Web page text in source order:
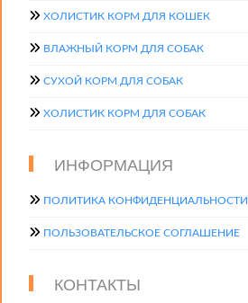
ХОЛИСТИК КОРМ ДЛЯ КОШЕК
ВЛАЖНЫЙ КОРМ ДЛЯ СОБАК
СУХОЙ КОРМ ДЛЯ СОБАК
ХОЛИСТИК КОРМ ДЛЯ СОБАК
ИНФОРМАЦИЯ
ПОЛИТИКА КОНФИДЕНЦИАЛЬНОСТИ
ПОЛЬЗОВАТЕЛЬСКОЕ СОГЛАШЕНИЕ
КОНТАКТЫ